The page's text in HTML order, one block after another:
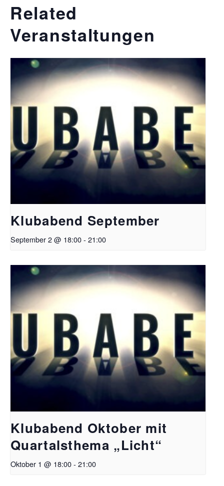
Related
Veranstaltungen
Klubabend September
September 2 @ 18:00- 21:00
Klubabend Oktober mit
Quartalsthema „Licht“
Oktober 1 @ 18:00- 21:00